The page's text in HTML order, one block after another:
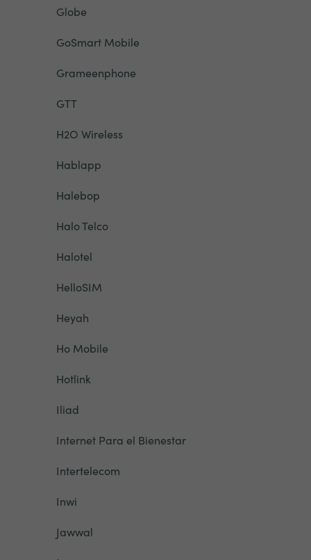
Globe
GoSmart Mobile
Grameenphone
GTT
H2O Wireless
Hablapp
Halebop
Halo Telco
Halotel
HelloSIM
Heyah
Ho Mobile
Hotlink
Iliad
Internet Para el Bienestar
Intertelecom
Inwi
Jawwal